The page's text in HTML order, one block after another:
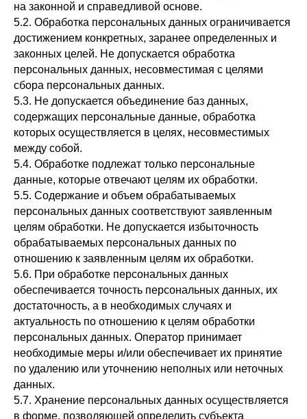
на законной и справедливой основе.
5.2. Обработка персональных данных ограничивается
достижением конкретных, заранее определенных и
законных целей. Не допускается обработка
персональных данных, несовместимая с целями
сбора персональных данных.
5.3. Не допускается объединение баз данных,
содержащих персональные данные, обработка
которых осуществляется в целях, несовместимых
между собой.
5.4. Обработке подлежат только персональные
данные, которые отвечают целям их обработки.
5.5. Содержание и объем обрабатываемых
персональных данных соответствуют заявленным
целям обработки. Не допускается избыточность
обрабатываемых персональных данных по
отношению к заявленным целям их обработки.
5.6. При обработке персональных данных
обеспечивается точность персональных данных, их
достаточность, а в необходимых случаях и
актуальность по отношению к целям обработки
персональных данных. Оператор принимает
необходимые меры и/или обеспечивает их принятие
по удалению или уточнению неполных или неточных
данных.
5.7. Хранение персональных данных осуществляется
в форме, позволяющей определить субъекта